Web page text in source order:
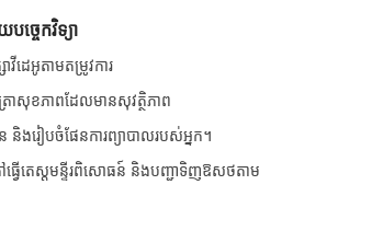
ចេកវិទ្យា
ាវីដេអូតាមតម្រូវការ
សុខភាពដែលមានសុវត្ថិភាព
និងរៀបចំផែនការព្យាបាលរបស់អ្នក។
វើតេស្តមន្ទីរពិសោធន៍ និងបញ្ជាទិញឱសថតាម